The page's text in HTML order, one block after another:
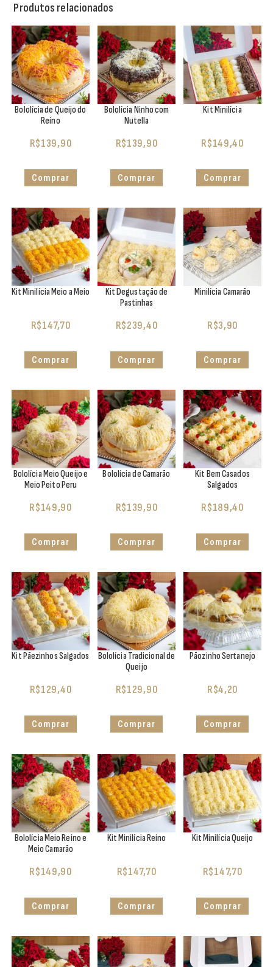
Produtos relacionados
Bololícia de Queijo do
Reino
R$139,90
Comprar
Bololícia Ninho com
Nutella
R$139,90
Comprar
Kit Minilícia
R$149,40
Comprar
Kit Minilícia Meio a Meio
R$147,70
Comprar
Kit Degustação de
Pastinhas
R$239,40
Comprar
Minilícia Camarão
R$3,90
Comprar
Bololícia Meio Queijo e
Meio Peito Peru
R$149,90
Comprar
Bololícia de Camarão
R$139,90
Comprar
Kit Bem Casados
Salgados
R$189,40
Comprar
Kit Pãezinhos Salgados
R$129,40
Comprar
Bololícia Tradicional de
Queijo
R$129,90
Comprar
Pãozinho Sertanejo
R$4,20
Comprar
Bololícia Meio Reino e
Meio Camarão
R$149,90
Comprar
Kit Minilícia Reino
R$147,70
Comprar
Kit Minilícia Queijo
R$147,70
Comprar